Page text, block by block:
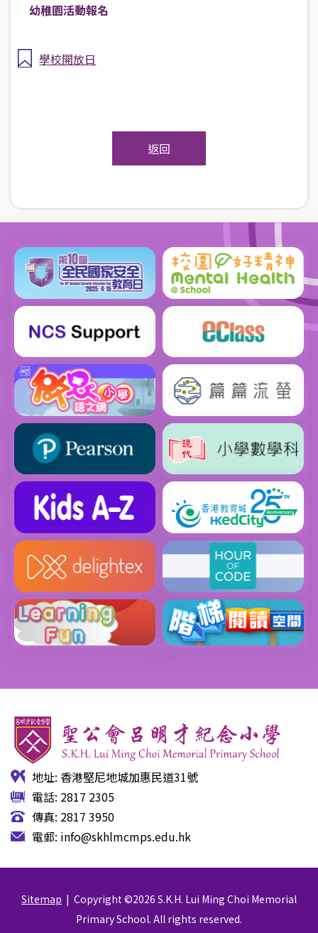
幼稚園活動報名
學校開放日
返回
地址: 香港堅尼地城加惠民道31號
電話: 2817 2305
傳真: 2817 3950
電郵: info@skhlmcmps.edu.hk
Sitemap | Copyright ©2026 S.K.H. Lui Ming Choi Memorial
Primary School. All rights reserved.